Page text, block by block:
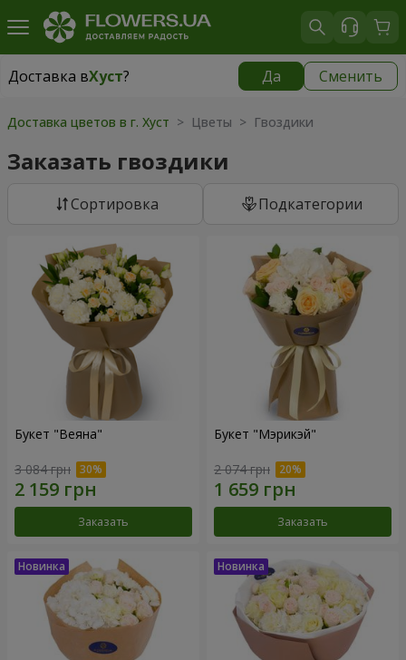
Доставка вХуст? Да Сменить
Доставка вХуст
Доставка цветов в г. Хуст > Цветы > Гвоздики
Заказать гвоздики
Cортировка Подкатегории
Букет "Веяна"
3 084 грн
Заказать
Букет "Мэрикэй"
2 074 грн
Заказать